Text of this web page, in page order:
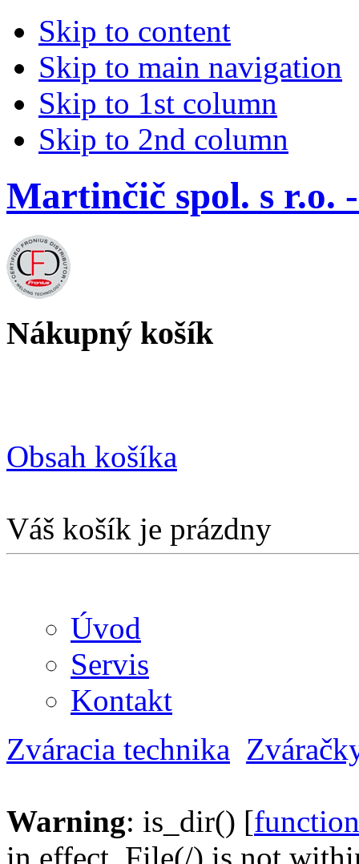
Skip to content
Skip to main navigation
Skip to 1st column
Skip to 2nd column
Martinčič spol. s r.o.
Nákupný košík
Obsah košíka
Váš košík je prázdny
Úvod
Servis
Kontakt
Zváracia technika
Warning: is_dir() [